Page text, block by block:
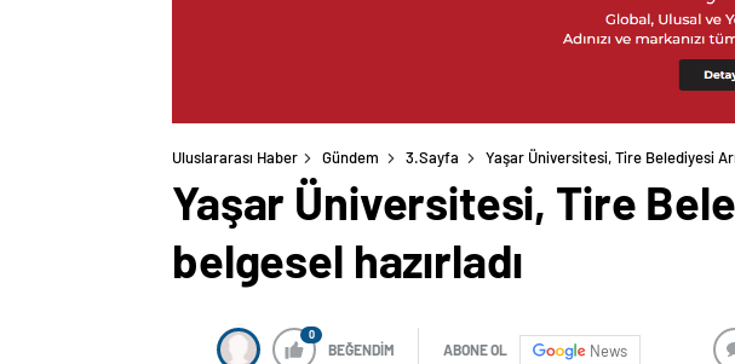
Uluslararası Haber Gündem 3.Sayfa Yaşar Üniversitesi, Tire Belediyesi
Yaşar Üniversitesi, Tire
belgesel hazırladı
0
BEĞENDİM ABONE OL News